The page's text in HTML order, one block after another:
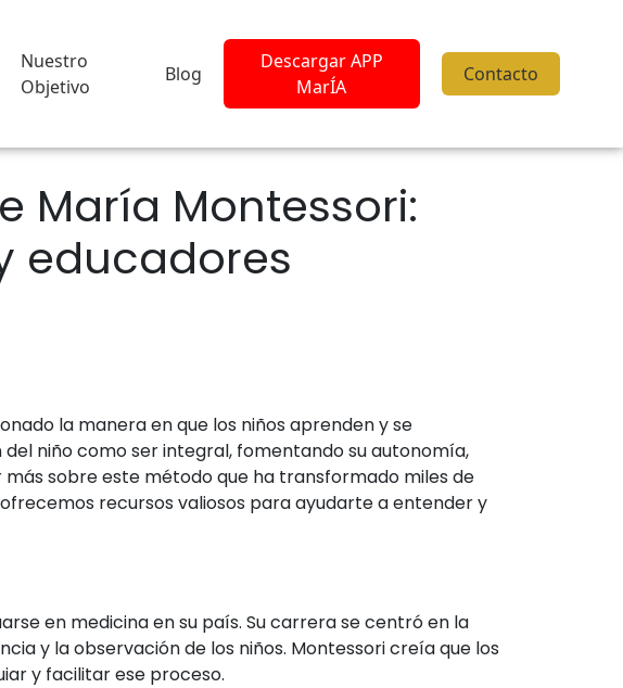
Nuestro
Objetivo
Blog
Descargar APP
MarÍA
Contacto
María Montessori:
educadores
la manera en que los niños aprenden y se
niño como ser integral, fomentando su autonomía,
sobre este método que ha transformado miles de
recursos valiosos para ayudarte a entender y
en medicina en su país. Su carrera se centró en la
y la observación de los niños. Montessori creía que los
y facilitar ese proceso.